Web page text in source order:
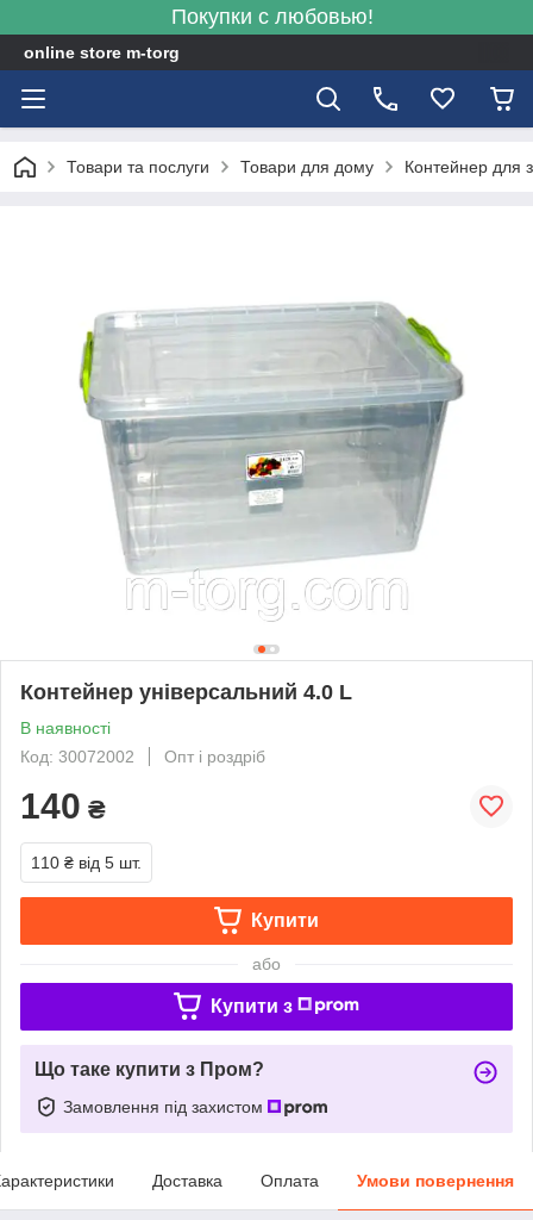
Покупки с любовью!
online store m-torg
Товари та послуги Товари для дому Контейнер для
Контейнер універсальний 4.0 L
В наявності
Код: 30072002
Опт і роздріб
140 ₴
110 ₴ від 5 шт.
Купити
або
Купити з
Що таке купити з Пром?
Замовлення під захистом
Доставка Оплата Умови повернення